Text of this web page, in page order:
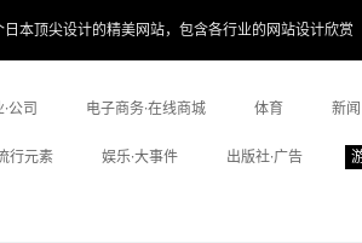
本顶尖设计的精美网站，包含各行业的网站设计欣赏
公司 电子商务·在线商城 体育 新闻
行元素 娱乐·大事件 出版社·广告